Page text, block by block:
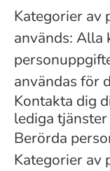
Kategorier av
används: Alla
användas för
Kontakta dig
lediga tjänster
Berörda
Kategorier av